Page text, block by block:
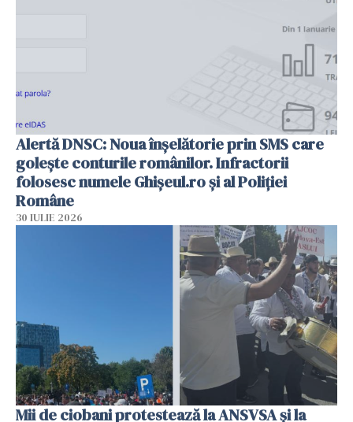
Alertă DNSC: Noua înșelătorie prin SMS care
golește conturile românilor. Infractorii
folosesc numele Ghișeul.ro și al Poliției
Române
30 IULIE 2026
Mii de ciobani protestează la ANSVSA și la